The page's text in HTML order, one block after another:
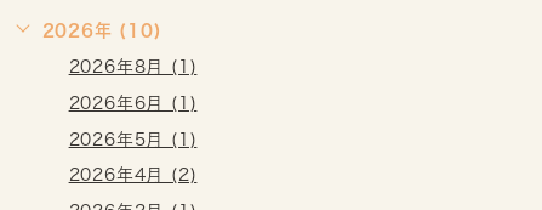
2026年 (10)
2026年8月 (1)
2026年6月 (1)
2026年5月 (1)
2026年4月 (2)